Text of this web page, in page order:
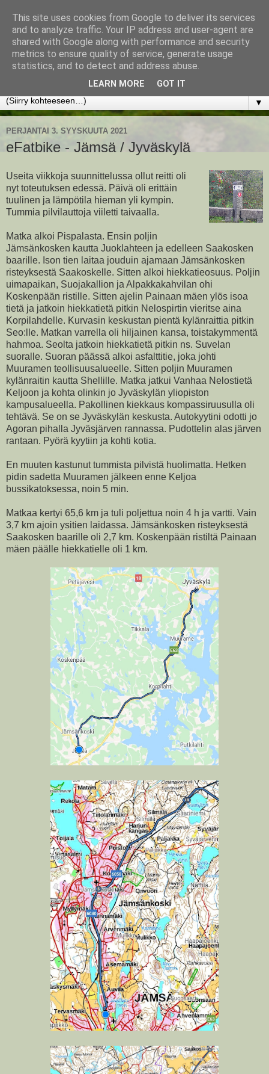
www.jyrkikokko.fi
Uusi Suunta - Jokainen hetki tarjoaa tilaisuuden muuttaa
▼
PERJANTAI 3. SYYSKUUTA 2021
eFatbike - Jämsä / Jyväskylä
Useita viikkoja suunnittelussa ollut reitti oli
nyt toteutuksen edessä. Päivä oli erittäin
tuulinen ja lämpötila hieman yli kympin.
Tummia pilvilauttoja viiletti taivaalla.
Matka alkoi Pispalasta. Ensin poljin
Jämsänkosken kautta Juoklahteen ja edelleen Saakosken
baarille. Ison tien laitaa jouduin ajamaan Jämsänkosken
risteyksestä Saakoskelle. Sitten alkoi hiekkatieosuus. Poljin
uimapaikan, Suojakallion ja Alpakkakahvilan ohi
Koskenpään ristille. Sitten ajelin Painaan mäen ylös isoa
tietä ja jatkoin hiekkatietä pitkin Nelospirtin vieritse aina
Korpilahdelle. Kurvasin keskustan pientä kylänraittia pitkin
Seo:lle. Matkan varrella oli hiljainen kansa, toistakymmentä
hahmoa. Seolta jatkoin hiekkatietä pitkin ns. Suvelan
suoralle. Suoran päässä alkoi asfalttitie, joka johti
Muuramen teollisuusalueelle. Sitten poljin Muuramen
kylänraitin kautta Shellille. Matka jatkui Vanhaa Nelostietä
Keljoon ja kohta olinkin jo Jyväskylän yliopiston
kampusalueella. Pakollinen kiekkaus kompassiruusulla oli
tehtävä. Se on se Jyväskylän keskusta. Autokyytini odotti jo
Agoran pihalla Jyväsjärven rannassa. Pudottelin alas järven
rantaan. Pyörä kyytiin ja kohti kotia.
En muuten kastunut tummista pilvistä huolimatta. Hetken
pidin sadetta Muuramen jälkeen enne Keljoa
bussikatoksessa, noin 5 min.
Matkaa kertyi 65,6 km ja tuli poljettua noin 4 h ja vartti. Vain
3,7 km ajoin ysitien laidassa. Jämsänkosken risteyksestä
Saakosken baarille oli 2,7 km. Koskenpään ristiltä Painaan
mäen päälle hiekkatielle oli 1 km.
This site uses cookies from Google to deliver its services
and to analyze traffic. Your IP address and user-agent are
shared with Google along with performance and security
metrics to ensure quality of service, generate usage
statistics, and to detect and address abuse.
LEARN MORE GOT IT